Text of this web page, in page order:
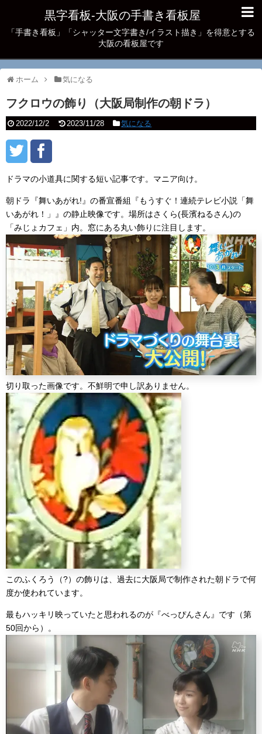
黒字看板‐大阪の手書き看板屋
「手書き看板」「シャッター文字書き/イラスト描き」を得意とする
大阪の看板屋です
ホーム 気になる
フクロウの飾り（大阪局制作の朝ドラ）
2022/12/2 2023/11/28 気になる
ドラマの小道具に関する短い記事です。マニア向け。
朝ドラ『舞いあがれ!』の番宣番組『もうすぐ！連続テレビ小説「舞
いあがれ！」』の静止映像です。場所はさくら(長濱ねるさん)の
「みじょカフェ」内。窓にある丸い飾りに注目します。
切り取った画像です。不鮮明で申し訳ありません。
このふくろう（?）の飾りは、過去に大阪局で制作された朝ドラで何
度か使われています。
最もハッキリ映っていたと思われるのが『べっぴんさん』です（第
50回から）。